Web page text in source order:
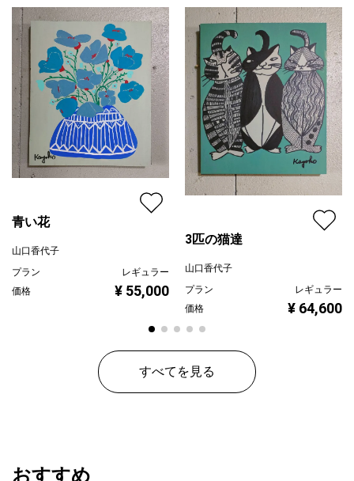
ジャンル
抽象画
配送目安
二週間以内
青い花
山口香代子
プラン
レギュラー
価格
¥ 55,000
3匹の猫達
山口香代子
プラン
レギュラー
価格
¥ 64,600
すべてを見る
おすすめ